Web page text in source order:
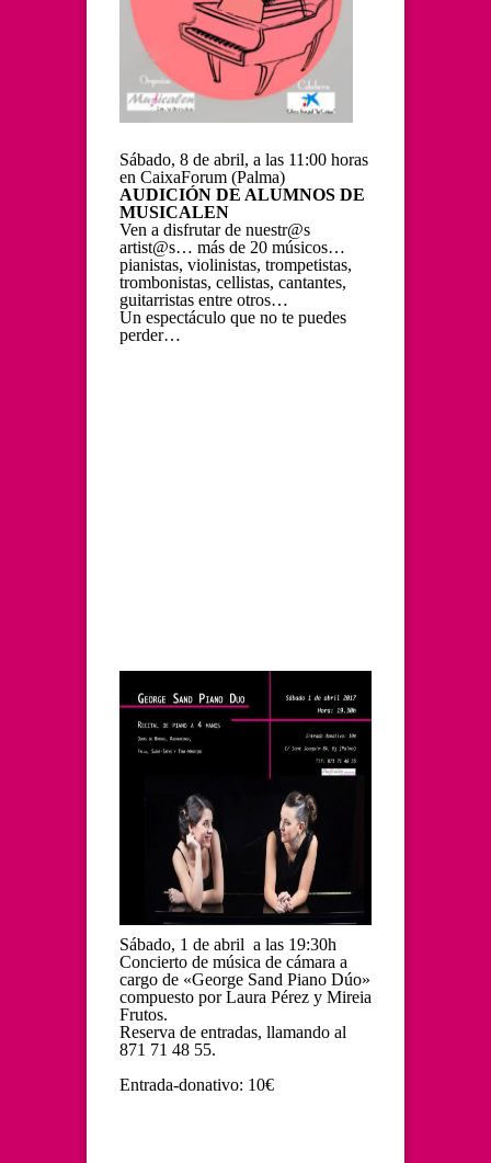
Sábado, 8 de abril, a las 11:00 horas
en CaixaForum (Palma)
AUDICIÓN DE ALUMNOS DE
MUSICALEN
Ven a disfrutar de nuestr@s
artist@s… más de 20 músicos…
pianistas, violinistas, trompetistas,
trombonistas, cellistas, cantantes,
guitarristas entre otros…
Un espectáculo que no te puedes
perder…
Sábado, 1 de abril a las 19:30h
Concierto de música de cámara a
cargo de «George Sand Piano Dúo»
compuesto por Laura Pérez y Mireia
Frutos.
Reserva de entradas, llamando al
871 71 48 55.
Entrada-donativo: 10€